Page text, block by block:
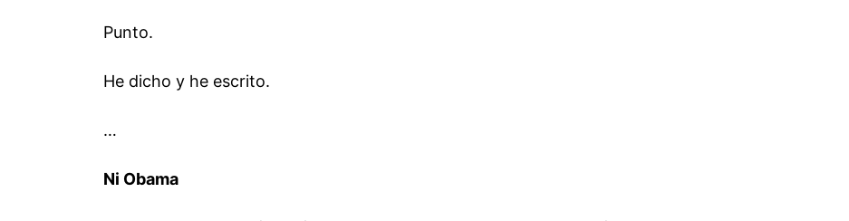
Punto.
He dicho y he escrito.
…
Ni Obama